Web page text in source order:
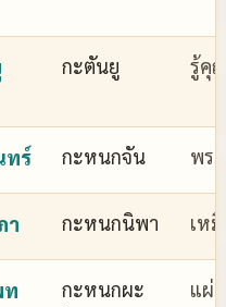
กะตันยู รู้คุ
ทร์ กะหนกจัน พร
า กะหนกนิพา เห
ท
กะหนกผะ
แผ่